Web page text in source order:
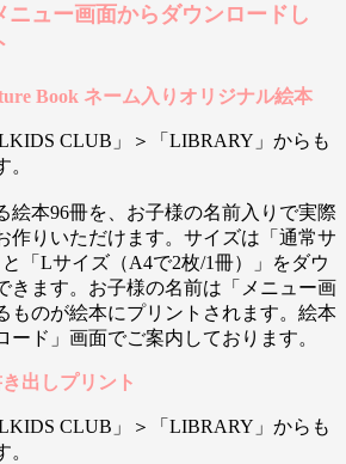
ニュー画面からダウンロードし
Book ネーム入りオリジナル絵本
CLUB」＞「LIBRARY」からも
絵本96冊を、お子様の名前入りで実際
作りいただけます。サイズは「通常サ
「Lサイズ（A4で2枚/1冊）」をダウ
きます。お子様の名前は「メニュー画
ものが絵本にプリントされます。絵本
ード」画面でご案内しております。
出しプリント
CLUB」＞「LIBRARY」からも